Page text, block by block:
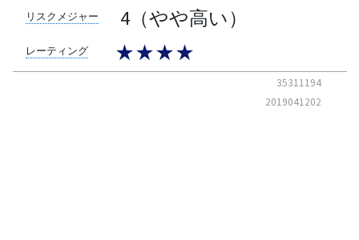
リスクメジャー 4（やや高い）
レーティング ★★★★
35311194
2019041202